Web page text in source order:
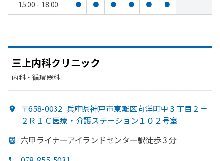
15:00 - 18:00 ● ● ● ● ● ●
三上内科クリニック
内科・​循環器科
〒658-0032 兵庫県神戸市東灘区向洋町中３丁目２－
２ＲＩＣ医療・介護ステーション１０２号室
六甲ライナーアイランドセンター駅徒歩３分